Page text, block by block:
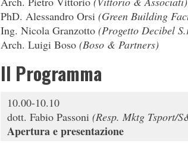
PhD. Alessandro Orsi (Green Building
Ing. Nicola Granzotto (Progetto Decibel
Arch. Luigi Boso (Boso & Partners)
Il Programma
10.00-10.10
dott. Fabio Passoni (Resp. Mktg Tsport/
Apertura e presentazione